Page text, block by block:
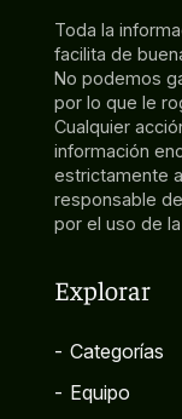
Toda la
facilita de
No podemos
por lo que le
Cualquier
información
estrictamente
responsable
por el uso de
Explorar
- Categorías
- Equipo